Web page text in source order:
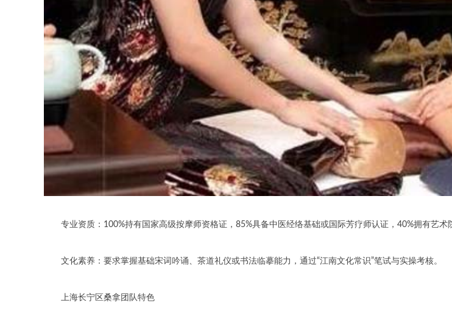
专业资质：100%持有国家高级按摩师资格证，85%具备中医经络基础或国际芳疗师认证，40%拥有艺术
文化素养：要求掌握基础宋词吟诵、茶道礼仪或书法临摹能力，通过“江南文化常识”笔试与实操考核。
上海长宁区桑拿团队特色